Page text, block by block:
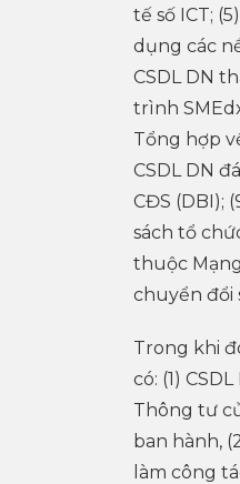
tế số ICT;
dụng các
CSDL DN
trình
Tổng hợp
CSDL DN
CĐS (DBI);
sách tổ
thuộc
chuyển đổi
Trong khi
có: (1)
Thông tư
ban hành,
làm công